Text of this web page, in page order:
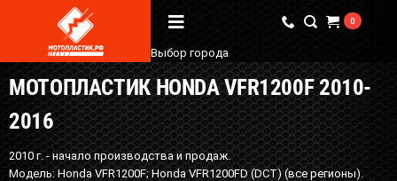
Вопрос / Ответ
Бренды
О Магазине
Выбор города
0
МОТОПЛАСТИК HONDA VFR1200F 2010-
2016
2010 г. - начало производства и продаж.
Модель: Honda VFR1200F; Honda VFR1200FD (DCT) (все регионы).